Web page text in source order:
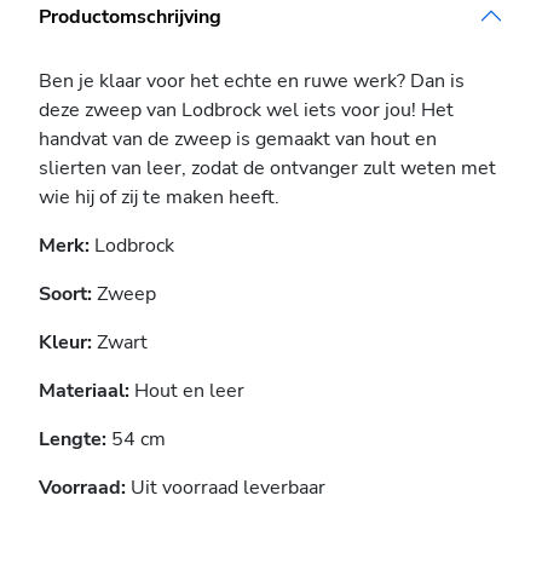
Productomschrijving
Ben je klaar voor het echte en ruwe werk? Dan is
deze zweep van Lodbrock wel iets voor jou! Het
handvat van de zweep is gemaakt van hout en
slierten van leer, zodat de ontvanger zult weten met
wie hij of zij te maken heeft.
Merk: Lodbrock
Soort:Zweep
Kleur:Zwart
Materiaal: Hout en leer
Lengte: 54 cm
Voorraad: Uit voorraad leverbaar